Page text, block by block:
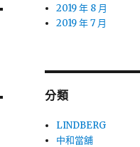
2019 年 8 月
2019 年 7 月
分類
LINDBERG
中和當舖